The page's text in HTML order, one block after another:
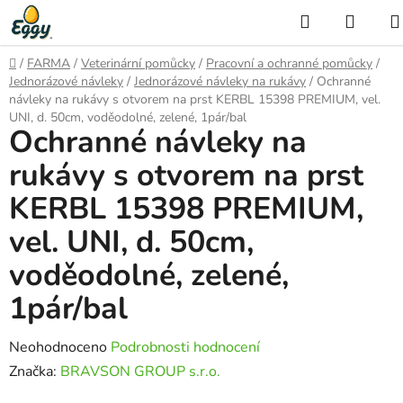
Přejít
na
obsah
Hledat
Domů
/ FARMA / Veterinární pomůcky / Pracovní a ochranné pomůcky /
Jednorázové návleky / Jednorázové návleky na rukávy / Ochranné
návleky na rukávy s otvorem na prst KERBL 15398 PREMIUM, vel.
UNI, d. 50cm, voděodolné, zelené, 1pár/bal
Ochranné návleky na
rukávy s otvorem na prst
KERBL 15398 PREMIUM,
vel. UNI, d. 50cm,
voděodolné, zelené,
1pár/bal
Průměrné
hodnocení
Neohodnoceno Podrobnosti hodnocení
Značka: BRAVSON GROUP s.r.o.